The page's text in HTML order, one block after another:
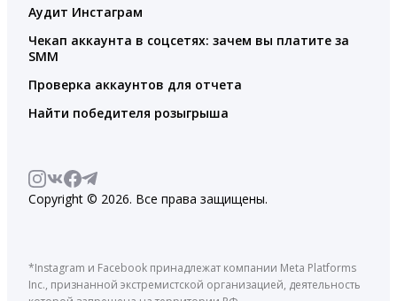
Аудит Инстаграм
Чекап аккаунта в соцсетях: зачем вы платите за
SMM
Проверка аккаунтов для отчета
Найти победителя розыгрыша
Copyright © 2026. Все права защищены.
*Instagram и Facebook принадлежат компании Meta Platforms
Inc., признанной экстремистской организацией, деятельность